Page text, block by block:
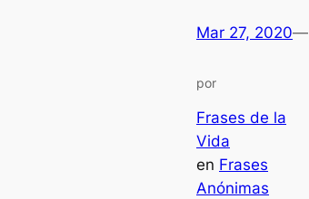
Mar 27, 2020—
por
Frases de la
Vida
en Frases
Anónimas